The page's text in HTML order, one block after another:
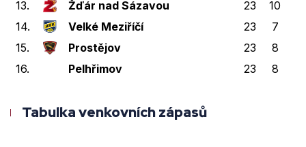
13.
Žďár nad Sázavou 23 10
14.
Velké Meziříčí 23 7
15.
Prostějov 23 8
16.
Pelhřimov 23 8
Tabulka venkovních zápasů